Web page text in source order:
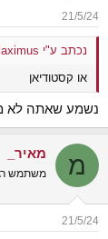
21/5/24
נכתב ע"י SolidusMaximus:
או קסטודיאן
נשמע שאתה לא
מ מאיר_
משתמש
21/5/24